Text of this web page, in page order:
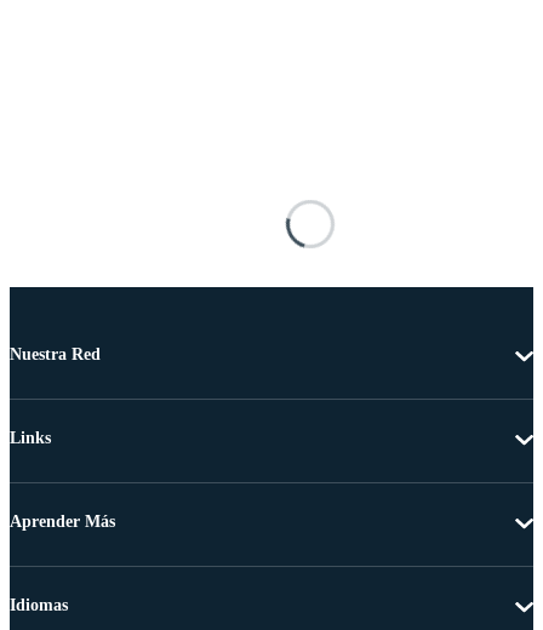
Nuestra Red
Links
Aprender Más
Idiomas